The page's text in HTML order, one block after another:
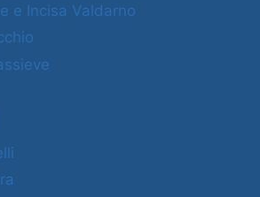
e Incisa Valdarno